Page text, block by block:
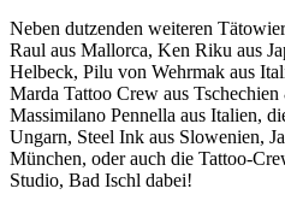
Neben dutzenden weiteren
Raul aus Mallorca, Ken Riku aus
Helbeck, Pilu von Wehrmak aus
Marda Tattoo Crew aus
Massimilano Pennella aus Italien,
Ungarn, Steel Ink aus Slowenien,
München, oder auch die Tattoo-
Studio, Bad Ischl dabei!